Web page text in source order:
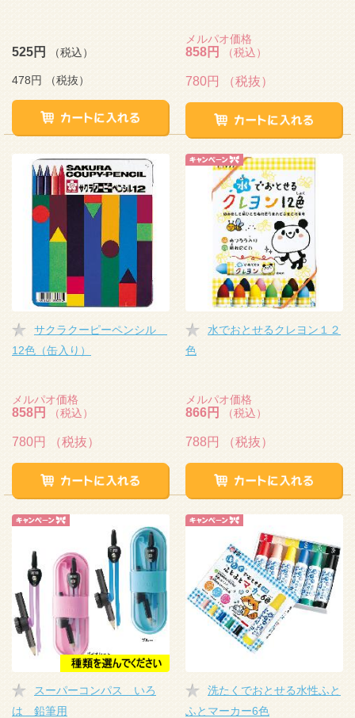
525円 （税込）
478円 （税抜）
メルパオ価格
858円 （税込）
780円 （税抜）
サクラクーピーペンシル
12色（缶入り）
メルパオ価格
858円 （税込）
780円 （税抜）
水でおとせるクレヨン１２
色
メルパオ価格
866円 （税込）
788円 （税抜）
スーパーコンパス いろ
は 鉛筆用
洗たくでおとせる水性ふと
ふとマーカー6色